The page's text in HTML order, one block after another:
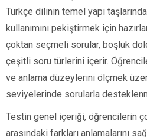
Türkçe dilinin temel yapı
kullanımını pekiştirmek için
çoktan seçmeli sorular, boşluk
çeşitli soru türlerini içerir.
ve anlama düzeylerini ölçmek
seviyelerinde sorularla
Testin genel içeriği, öğrencilerin
arasındaki farkları anlamalarını